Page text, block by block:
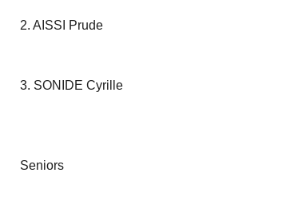
2. AISSI Prude
3. SONIDE Cyrille
Seniors